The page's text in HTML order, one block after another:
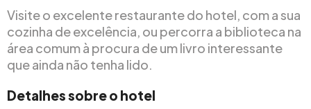
Visite o excelente restaurante do hotel, com a sua
cozinha de excelência, ou percorra a biblioteca na
área comum à procura de um livro interessante
que ainda não tenha lido.
Detalhes sobre o hotel